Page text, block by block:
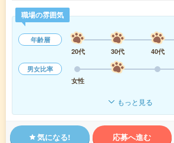
職場の雰囲気
年齢層
20代
30代 40代
男女比率
女性
もっと見る
気になる! 応募へ進む